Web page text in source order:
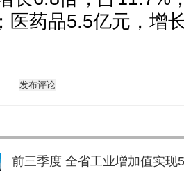
医药品5.5亿元，增
发布评论
前三季度 全省工业增加值实现